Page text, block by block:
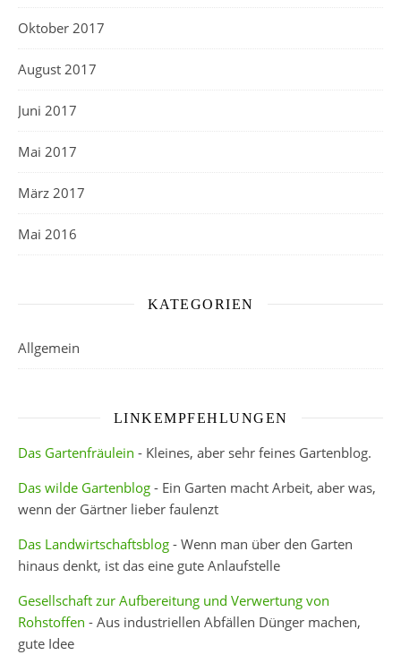
Oktober 2017
August 2017
Juni 2017
Mai 2017
März 2017
Mai 2016
KATEGORIEN
Allgemein
LINKEMPFEHLUNGEN
Das Gartenfräulein - Kleines, aber sehr feines Gartenblog.
Das wilde Gartenblog - Ein Garten macht Arbeit, aber was,
wenn der Gärtner lieber faulenzt
Das Landwirtschaftsblog - Wenn man über den Garten
hinaus denkt, ist das eine gute Anlaufstelle
Gesellschaft zur Aufbereitung und Verwertung von
Rohstoffen - Aus industriellen Abfällen Dünger machen,
gute Idee